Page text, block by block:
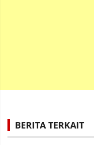
BERITA TERKAIT